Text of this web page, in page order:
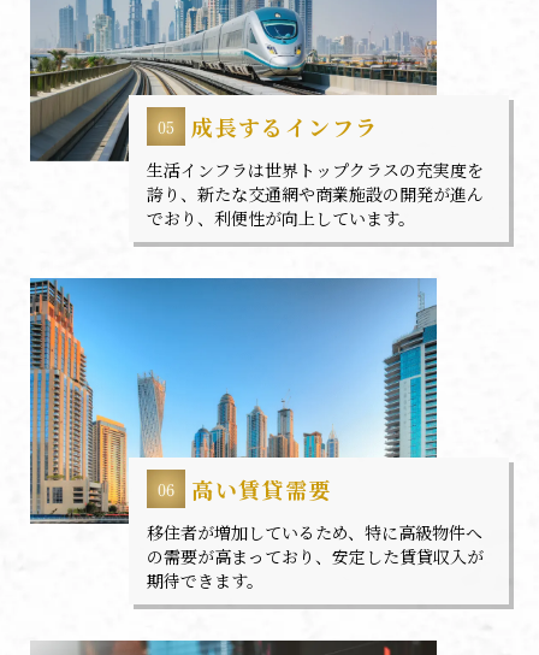
成長するインフラ
生活インフラは世界トップクラスの充実度を
誇り、新たな交通網や商業施設の開発が進ん
でおり、利便性が向上しています。
高い賃貸需要
移住者が増加しているため、特に高級物件へ
の需要が高まっており、安定した賃貸収入が
期待できます。